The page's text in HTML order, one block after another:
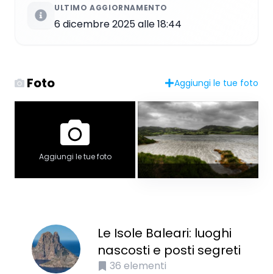
ULTIMO AGGIORNAMENTO
6 dicembre 2025 alle 18:44
Foto Aggiungi le tue foto
Aggiungi le tue foto
Le Isole Baleari: luoghi
nascosti e posti segreti
36 elementi